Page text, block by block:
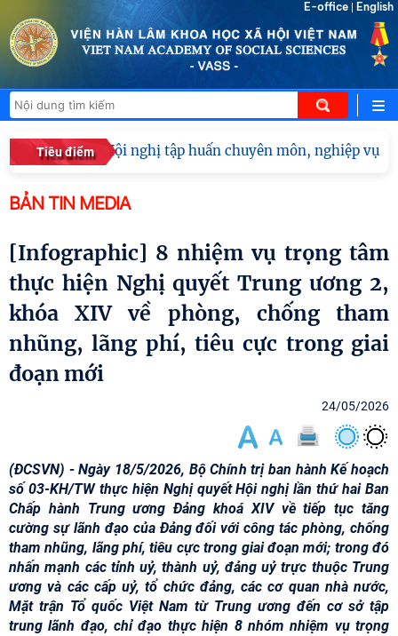
E-office English
Tiêu điểmHội nghị tập huấn chuyên môn, nghiệp vụ
BẢN TIN MEDIA
[Infographic] 8 nhiệm vụ trọng tâm
thực hiện Nghị quyết Trung ương 2,
khóa XIV về phòng, chống tham
nhũng, lãng phí, tiêu cực trong giai
đoạn mới
24/05/2026
(ĐCSVN) - Ngày 18/5/2026, Bộ Chính trị ban hành Kế hoạch
số 03-KH/TW thực hiện Nghị quyết Hội nghị lần thứ hai Ban
Chấp hành Trung ương Đảng khoá XIV về tiếp tục tăng
cường sự lãnh đạo của Đảng đối với công tác phòng, chống
tham nhũng, lãng phí, tiêu cực trong giai đoạn mới; trong đó
nhấn mạnh các tỉnh uỷ, thành uỷ, đảng uỷ trực thuộc Trung
ương và các cấp uỷ, tổ chức đảng, các cơ quan nhà nước,
Mặt trận Tổ quốc Việt Nam từ Trung ương đến cơ sở tập
trung lãnh đạo, chỉ đạo thực hiện 8 nhóm nhiệm vụ trọng